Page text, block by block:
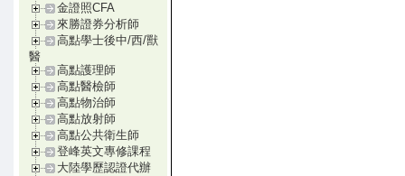
金證照CFA
來勝證券分析師
高點學士後中/西/獸
醫
高點護理師
高點醫檢師
高點物治師
高點放射師
高點公共衛生師
登峰英文專修課程
大陸學歷認證代辦